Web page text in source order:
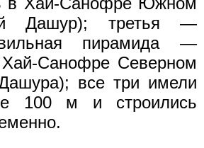
Дашур); третья —
пирамида —
Санофре Северном
все три имели
100 м и строились